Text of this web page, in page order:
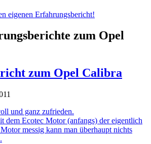
eigenen Erfahrungsbericht!
zum Opel
zum Opel Calibra
und ganz zufrieden.
dem Ecotec Motor (anfangs) der eigentlich
messig kann man überhaupt nichts